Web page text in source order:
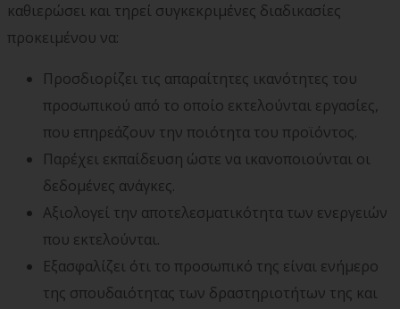
καθιερώσει και τηρεί συγκεκριμένες διαδικασίες
προκειμένου να:
Προσδιορίζει τις απαραίτητες ικανότητες του
προσωπικού από το οποίο εκτελούνται εργασίες,
που επηρεάζουν την ποιότητα του προϊόντος.
Παρέχει εκπαίδευση ώστε να ικανοποιούνται οι
δεδομένες ανάγκες.
Αξιολογεί την αποτελεσματικότητα των ενεργειών
που εκτελούνται.
Εξασφαλίζει ότι το προσωπικό της είναι ενήμερο
της σπουδαιότητας των δραστηριοτήτων της και